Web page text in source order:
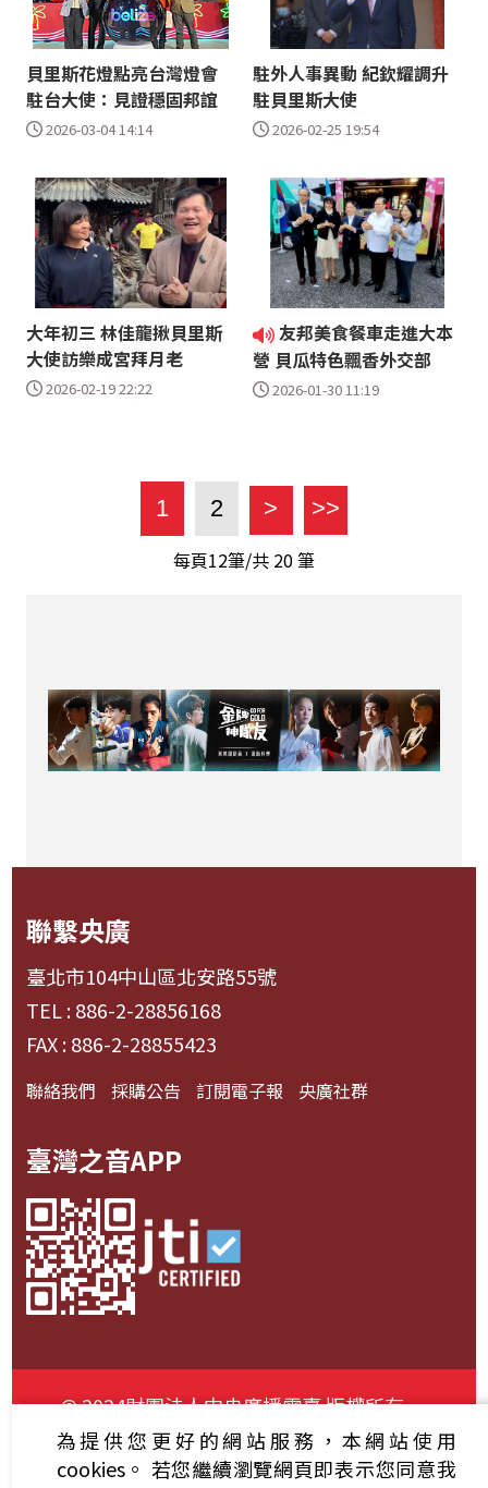
貝里斯花燈點亮台灣燈會
駐台大使：見證穩固邦誼
2026-03-04 14:14
駐外人事異動 紀欽耀調升
駐貝里斯大使
2026-02-25 19:54
大年初三 林佳龍揪貝里斯
大使訪樂成宮拜月老
2026-02-19 22:22
友邦美食餐車走進大本
營 貝瓜特色飄香外交部
2026-01-30 11:19
1 2 > >>
每頁12筆/共 20筆
聯繫央廣
臺北市104中山區北安路55號
TEL : 886-2-28856168
FAX : 886-2-28855423
聯絡我們 採購公告 訂閱電子報 央廣社群
臺灣之音APP
© 2024財團法人中央廣播電臺 版權所有
資通安全政策聲明
服務條款 隱私權條款
為提供您更好的網站服務，本網站使用
cookies。 若您繼續瀏覽網頁即表示您同意我